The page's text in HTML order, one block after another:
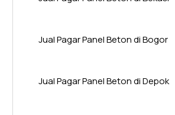
Jual Pagar Panel Beton di Bogor
Jual Pagar Panel Beton di Depok